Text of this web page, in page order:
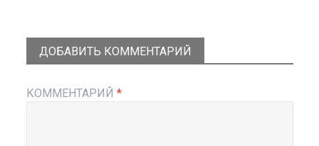
ДОБАВИТЬ КОММЕНТАРИЙ
КОММЕНТАРИЙ*